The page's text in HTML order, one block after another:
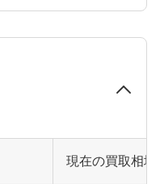
現在の買取相